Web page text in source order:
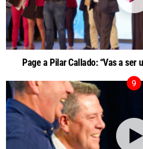
Page a Pilar Callado: “Vas a ser